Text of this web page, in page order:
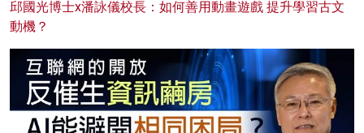
邱國光博士x潘詠儀校長：如何善用動畫遊戲 提升學習古文
動機？